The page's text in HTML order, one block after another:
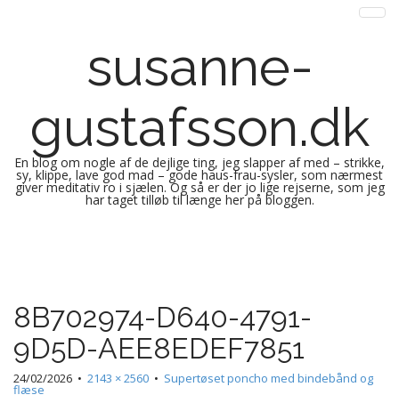
susanne-
gustafsson.dk
En blog om nogle af de dejlige ting, jeg slapper af med – strikke,
sy, klippe, lave god mad – gode haus-frau-sysler, som nærmest
giver meditativ ro i sjælen. Og så er der jo lige rejserne, som jeg
har taget tilløb til længe her på bloggen.
n
m
e
n
u
t
o
c
o
n
8B702974-D640-4791-
9D5D-AEE8EDEF7851
24/02/2026 • 2143 × 2560 • Supertøset poncho med bindebånd og
flæse